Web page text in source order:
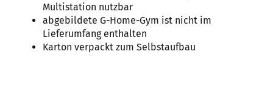
Multistation nutzbar
abgebildete G-Home-Gym ist nicht im
Lieferumfang enthalten
Karton verpackt zum Selbstaufbau